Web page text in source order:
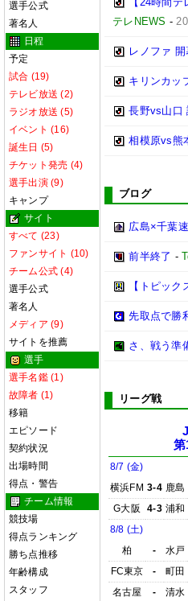
選手公式
著名人
日程
予定
試合 (19)
テレビ放送 (2)
ラジオ放送 (5)
イベント (16)
誕生日 (5)
チケット発売 (4)
選手出演 (9)
キャンプ
サイト
すべて (23)
ファンサイト (10)
チーム公式 (4)
選手公式
著名人
メディア (9)
サイトを推薦
選手
選手名鑑 (1)
故障者 (1)
移籍
エピソード
契約状況
出場時間
得点・警告
チーム情報
競技場
得点ランキング
勝ち点推移
年齢構成
スタッフ
テレNEWS -
レノファ
キリンカッ
長野vs山口
相模原vs熊
ブログ
広島×千葉
前半終了 -
【トピッ
先取点で勝
さ、戦う準
リーグ戦
第
8/7 (金)
横浜FM 3-4 鹿島
G大阪
4-3 浦和
8/8 (土)
柏
- 水戸
FC東京
- 町田
名古屋
- 清水